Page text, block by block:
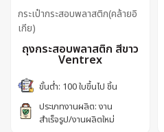
กระเป๋ากระสอบพลาสติก(คล้ายอิ
เกีย)
ถุงกระสอบพลาสติก สีขาว
Ventrex
ขั้นต่ำ: 100 ใบขึ้นไป ชิ้น
ประเภทงานผลิต: งาน
สำเร็จรูป/งานผลิตใหม่